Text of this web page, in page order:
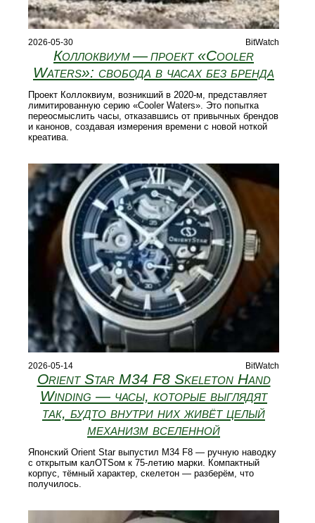
2026-05-30 BitWatch
Коллоквиум — проект «Cooler
Waters»: свобода в часах без бренда
Проект Коллоквиум, возникший в 2020‑м, представляет
лимитированную серию «Cooler Waters». Это попытка
переосмыслить часы, отказавшись от привычных брендов
и канонов, создавая измерения времени с новой ноткой
креатива.
2026-05-14 BitWatch
Orient Star M34 F8 Skeleton Hand
Winding — часы, которые выглядят
так, будто внутри них живёт целый
механизм вселенной
Японский Orient Star выпустил M34 F8 — ручную наводку
с открытым калOTSом к 75-летию марки. Компактный
корпус, тёмный характер, скелетон — разберём, что
получилось.